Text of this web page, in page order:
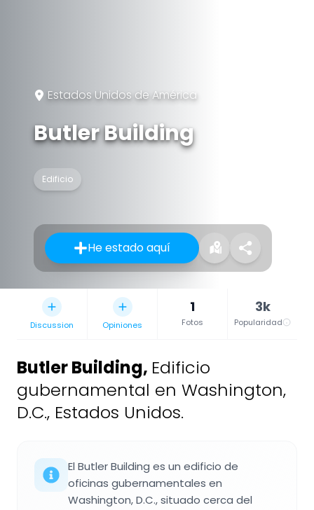
Estados Unidos de América
Butler Building
Edificio
He estado aquí
Discussion Opiniones
1
Fotos
3k
Popularidad
Butler Building, Edificio
gubernamental en Washington,
D.C., Estados Unidos.
El Butler Building es un edificio de
oficinas gubernamentales en
Washington, D.C., situado cerca del